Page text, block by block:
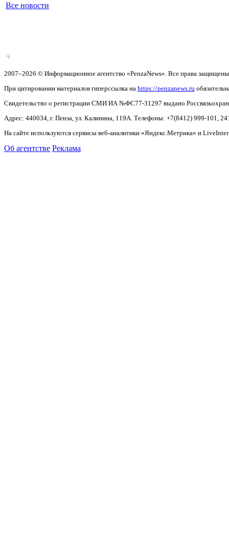
Все новости
2007–2026 © Информационное агентство «PenzaNews». Все права
При цитировании материалов гиперссылка на https://penzanews.ru
Свидетельство о регистрации СМИ ИА №ФС77-31297 выдано
Адрес: 440034, г. Пенза, ул. Калинина, 119А. Телефоны: +7(8412) 999-101,
На сайте используются сервисы веб-аналитики «Яндекс.Метрика» и
Об агентстве Реклама